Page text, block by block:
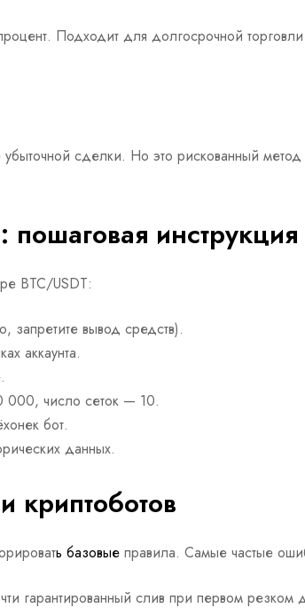
Подходит для долгосрочной
сделки. Но это рискованный метод
пошаговая инструкция
BTC/USDT:
запретите вывод средств).
аккаунта.
число сеток — 10.
бот.
данных.
криптоботов
ь базовые правила. Самые частые
гарантированный слив при первом резком